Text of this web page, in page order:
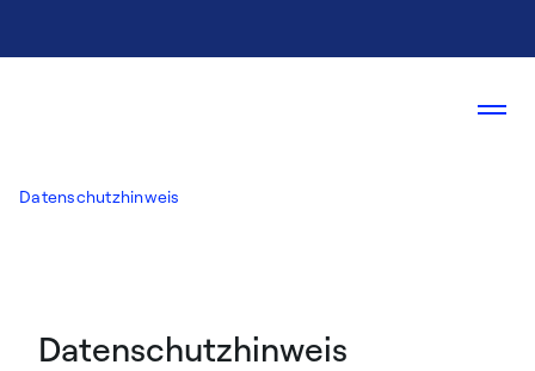
Datenschutzhinweis
Datenschutzhinweis